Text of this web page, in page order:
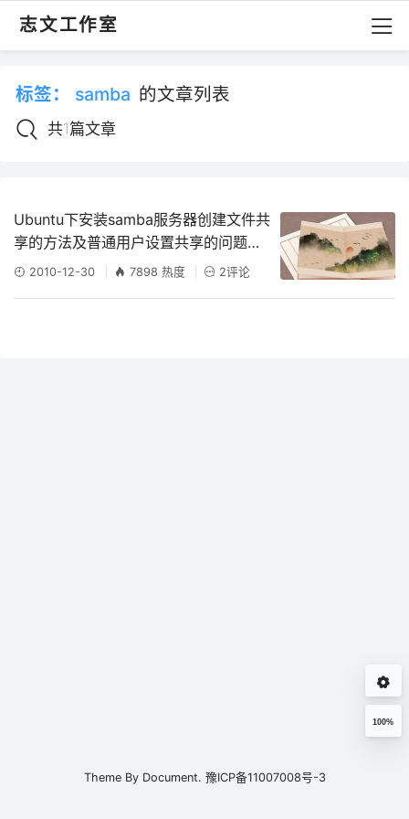
志文工作室
标签： samba 的文章列表
共1篇文章
Ubuntu下安装samba服务器创建文件共
享的方法及普通用户设置共享的问题解
析 2010-12-30 7898 热度 2评论
100%
Theme By Document. 豫ICP备11007008号-3